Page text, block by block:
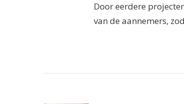
Door eerdere
van de aannemers,